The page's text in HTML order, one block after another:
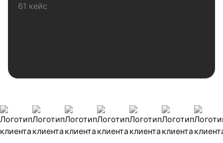
61 кейс
Наши клиенты